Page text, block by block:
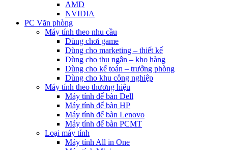
AMD
NVIDIA
PC Văn phòng
Máy tính theo nhu cầu
Dùng chơi game
Dùng cho marketing – thiết kế
Dùng cho thu ngân – kho hàng
Dùng cho kế toán – trưởng phòng
Dùng cho khu công nghiệp
Máy tính theo thương hiệu
Máy tính để bàn Dell
Máy tính để bàn HP
Máy tính để bàn Lenovo
Máy tính để bàn PCMT
Loại máy tính
Máy tính All in One